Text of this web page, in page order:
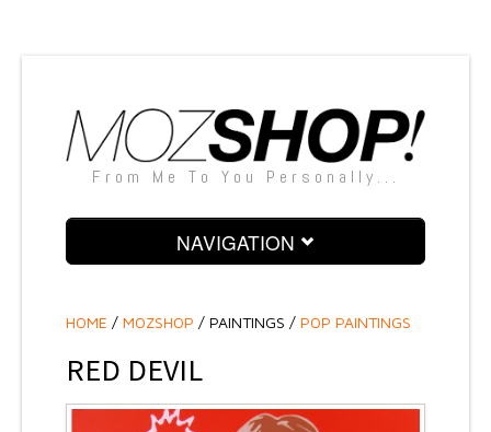
From Me To You Personally...
NAVIGATION
SCULPTURES
SNAPSHOTS
SILKSCREENS
HOME / MOZSHOP / PAINTINGS / POP PAINTINGS
RED DEVIL